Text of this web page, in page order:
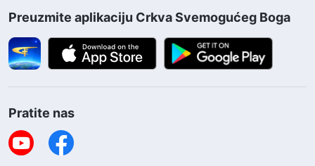
Preuzmite aplikaciju Crkva Svemogućeg Boga
Pratite nas